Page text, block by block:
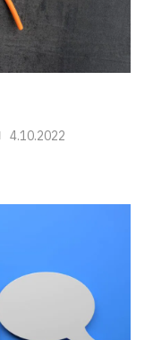
4.10.2022